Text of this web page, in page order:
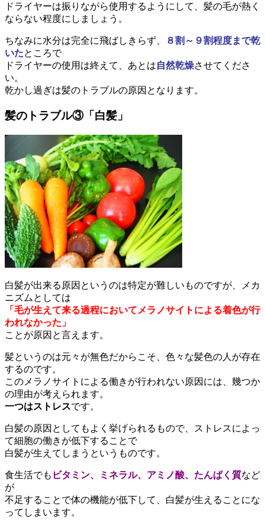
ドライヤーは振りながら使用するようにして、髪の毛が熱く
ならない程度にしましょう。
ちなみに水分は完全に飛ばしきらず、
８割～９割程度まで乾
いたところで
ドライヤーの使用は終えて、あとは自然乾燥させてくださ
い。
乾かし過ぎは髪のトラブルの原因となります。
髪のトラブル③「白髪」
白髪が出来る原因というのは特定が難しいものですが、メカ
ニズムとしては
「毛が生えて来る過程においてメラノサイトによる着色が行
われなかった」
ことが原因と言えます。
髪というのは元々が無色だからこそ、色々な髪色の人が存在
するのです。
このメラノサイトによる働きが行われない原因には、幾つか
の理由が考えられます。
一つはストレスです。
白髪の原因としてもよく挙げられるもので、ストレスによっ
て細胞の働きが低下することで
白髪が生えてしまうというものです。
食生活でも ビタミン、ミネラル、アミノ酸、たんぱく質など
が
不足することで体の機能が低下して、白髪が生えることにな
ってしまいます。